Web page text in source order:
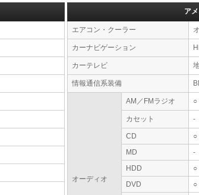
ア
エアコン・クーラー
カーナビゲーション
カーテレビ
情報通信系装備
オーディオ
AM／FMラジオ ○
カセット -
CD
○
MD
-
HDD
○
DVD
○